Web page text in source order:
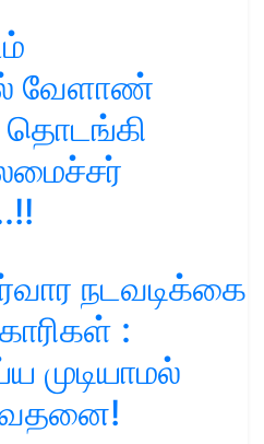
வேளாண்
நடவடிக்கை
:
முடியாமல்